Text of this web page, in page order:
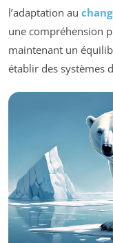
l’adaptation au
une compréhension
maintenant un
établir des systèmes